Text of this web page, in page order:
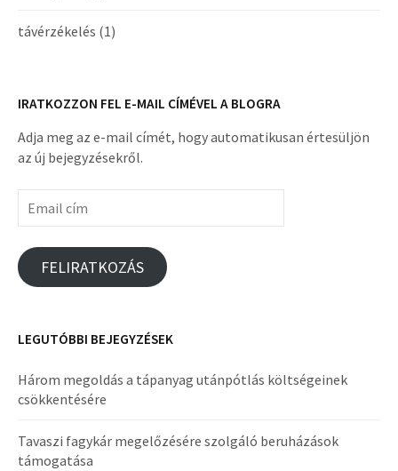
távérzékelés (1)
IRATKOZZON FEL E-MAIL CÍMÉVEL A BLOGRA
Adja meg az e-mail címét, hogy automatikusan értesüljön
az új bejegyzésekről.
cím
FELIRATKOZÁS
LEGUTÓBBI BEJEGYZÉSEK
Három megoldás a tápanyag utánpótlás költségeinek
csökkentésére
Tavaszi fagykár megelőzésére szolgáló beruházások
támogatása